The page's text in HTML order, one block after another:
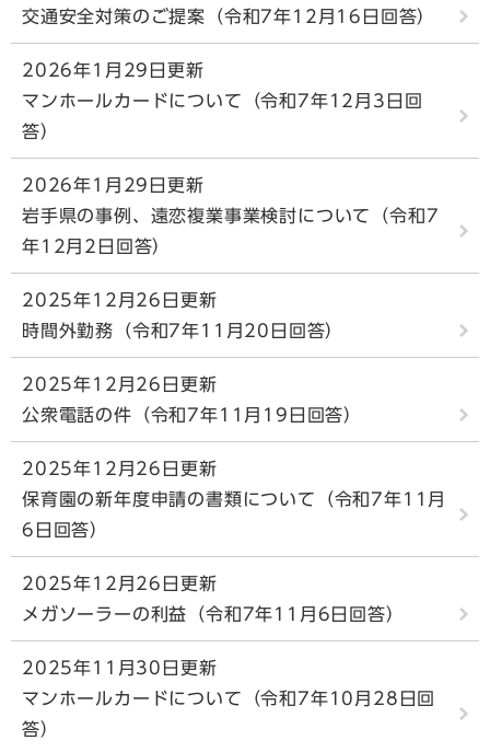
交通安全対策のご提案（令和7年12月16日回答）
2026年1月29日更新
マンホールカードについて（令和7年12月3日回
答）
2026年1月29日更新
岩手県の事例、遠恋複業事業検討について（令和7
年12月2日回答）
2025年12月26日更新
時間外勤務（令和7年11月20日回答）
2025年12月26日更新
公衆電話の件（令和7年11月19日回答）
2025年12月26日更新
保育園の新年度申請の書類について（令和7年11月
6日回答）
2025年12月26日更新
メガソーラーの利益（令和7年11月6日回答）
2025年11月30日更新
マンホールカードについて（令和7年10月28日回
答）